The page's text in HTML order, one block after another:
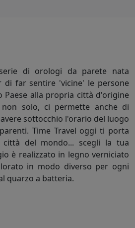
di orologi da parete nata
di far sentire 'vicine' le persone
Paese alla propria città d'origine
solo, ci permette anche di
sottocchio l'orario del luogo
Time Travel oggi ti porta
del mondo... scegli la tua
è realizzato in legno verniciato
in modo diverso per ogni
quarzo a batteria.